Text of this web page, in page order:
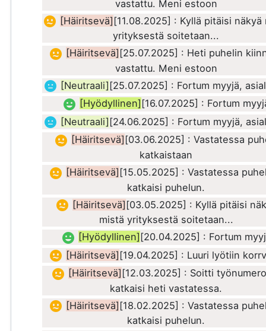
vastattu. Meni estoon
[Häiritsevä] [11.08.2025] : Kyllä pitäisi näkyä
yrityksestä soitetaan...
[Häiritsevä] [25.07.2025] : Heti puhelin
vastattu. Meni estoon
[Neutraali] [25.07.2025] : Fortum myyjä,
[Hyödyllinen] [16.07.2025] : Fortum
[Neutraali] [24.06.2025] : Fortum myyjä,
[Häiritsevä] [03.06.2025] : Vastatessa
katkaistaan
[Häiritsevä] [15.05.2025] : Vastatessa
katkaisi puhelun.
[Häiritsevä] [03.05.2025] : Kyllä pitäisi
mistä yrityksestä soitetaan...
[Hyödyllinen] [20.04.2025] : Fortum
[Häiritsevä] [19.04.2025] : Luuri lyötiin
[Häiritsevä] [12.03.2025] : Soitti
katkaisi heti vastatessa.
[Häiritsevä] [18.02.2025] : Vastatessa
katkaisi puhelun.